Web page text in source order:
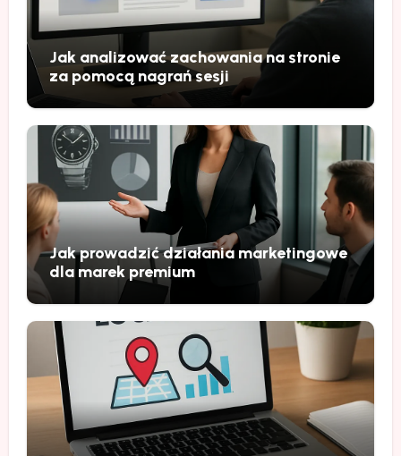
Jak analizować zachowania na stronie
za pomocą nagrań sesji
Jak prowadzić działania marketingowe
dla marek premium